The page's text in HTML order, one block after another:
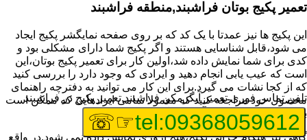
تعمیر پکیج بوتان فراشبند,منطقه فراشبند
این پکیج ها نیز عمدتا با یک کد که بر روی صفحه نمایگشر پکیج ایجاد
می شود،قابل شناسایی هستند و اگر پکیج شما دارای مشکلی بود و
کدی برای شما نمایش داده شد،اولین کار برای تعمیر پکیج بوتان،این
است که عیب یابی انجام دهید و ایرادی که وجود دارد را بررسی کنید
که از کجا نشات می گیرد.برای این کار می توانید به دفترچه راهنمای
محصول خود مراجعه کنید که معمولا تمامی ایرادهایی که ممکن است
برای پکیج پیش بیاید در آن قرار گرفته است.
گاهی نیز هنگام خرابی پکیج،هیچ اروری نمایش داده نمی شود.در واقع
تلفن تماس فوریتعمیر آبگرمکن فراشبند,تعمیر پکیج در فراشبند
tel:09368059612
☞☏